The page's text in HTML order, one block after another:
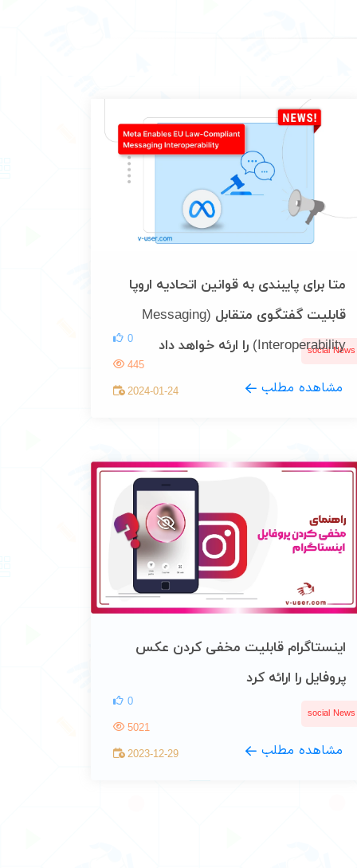
social News
متا برای پایبندی به قوانین اتحادیه اروپا
قابلیت گفتگوی متقابل (Messaging
Interoperability) را ارئه خواهد داد
مشاهده مطلب
0
445
2024-01-24
social News
اینستاگرام قابلیت مخفی کردن عکس
پروفایل را ارائه کرد
مشاهده مطلب
0
5021
2023-12-29